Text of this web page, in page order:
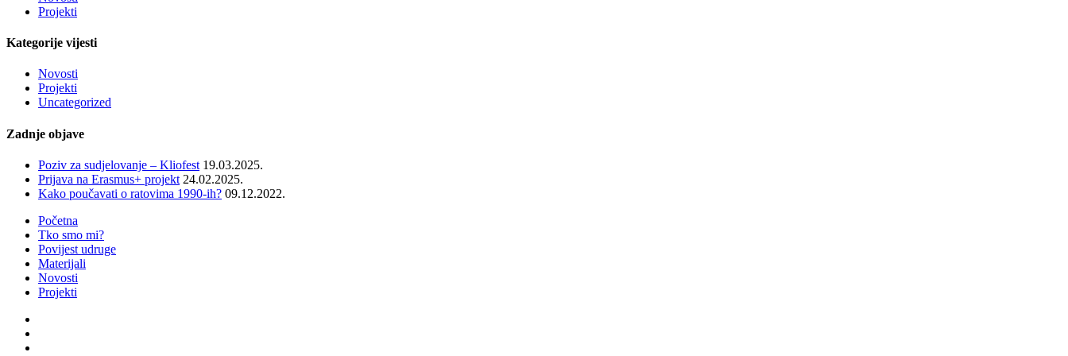
Projekti
Kategorije vijesti
Novosti
Projekti
Uncategorized
Zadnje objave
Poziv za sudjelovanje – Kliofest 19.03.2025.
Prijava na Erasmus+ projekt 24.02.2025.
Kako poučavati o ratovima 1990-ih? 09.12.2022.
Početna
Tko smo mi?
Povijest udruge
Materijali
Novosti
Projekti